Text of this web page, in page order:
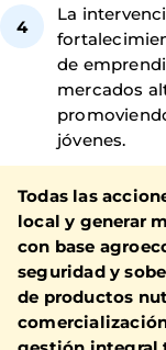
La
de
mercados
jóvenes.
Todas las
local y generar
con base
seguridad y
de productos